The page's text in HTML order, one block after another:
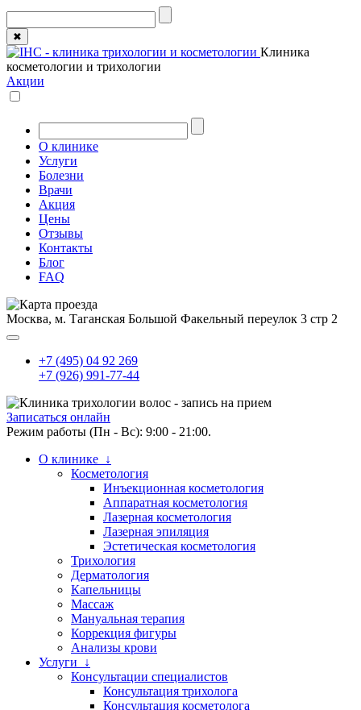
✖
Клиника
косметологии и трихологии
Акции
О клинике
Услуги
Болезни
Врачи
Акция
Цены
Отзывы
Контакты
Блог
FAQ
Москва, м. Таганская Большой Факельный переулок 3 стр 2
+7 (495) 04 92 269
+7 (926) 991-77-44
Записаться онлайн
Режим работы (Пн - Вс): 9:00 - 21:00.
О клинике ↓
Косметология
Инъекционная косметология
Аппаратная косметология
Лазерная косметология
Лазерная эпиляция
Эстетическая косметология
Трихология
Дерматология
Капельницы
Массаж
Мануальная терапия
Коррекция фигуры
Анализы крови
Услуги ↓
Консультации специалистов
Консультация трихолога
Консультация косметолога